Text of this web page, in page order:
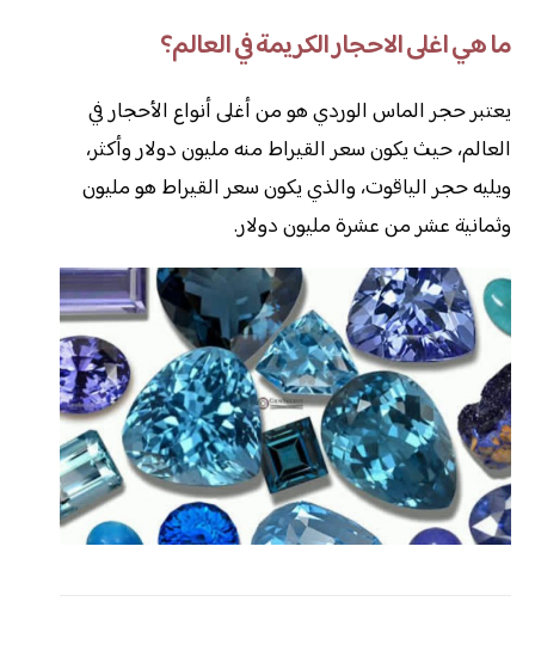
ما هي اغلى الاحجار الكريمة في العالم؟
يعتبر حجر الماس الوردي هو من أغلى أنواع الأحجار في
العالم، حيث يكون سعر القيراط منه مليون دولار وأكثر،
ويليه حجر الياقوت، والذي يكون سعر القيراط هو مليون
وثمانية عشر من عشرة مليون دولار.